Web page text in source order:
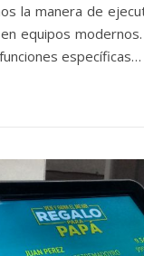
la manera de
equipos
específicas…